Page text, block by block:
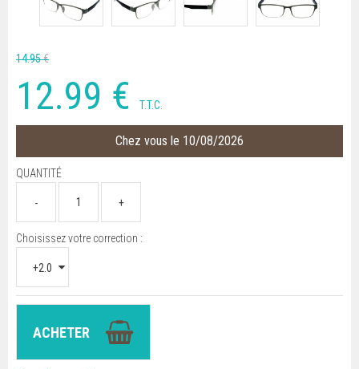
14.95€
12.99 € T.T.C.
Chez vous le 10/08/2026
QUANTITÉ
Choisissez votre correction :